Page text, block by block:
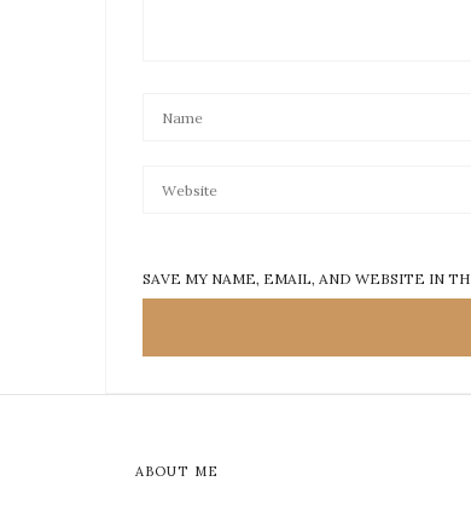
SAVE MY NAME, EMAIL, AND WEBSITE IN
ABOUT ME